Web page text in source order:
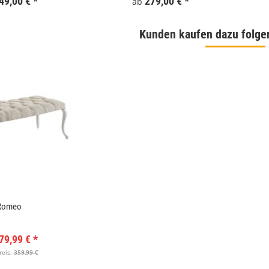
Kunden kaufen dazu
€ *
359,99 €
cm Schwarz